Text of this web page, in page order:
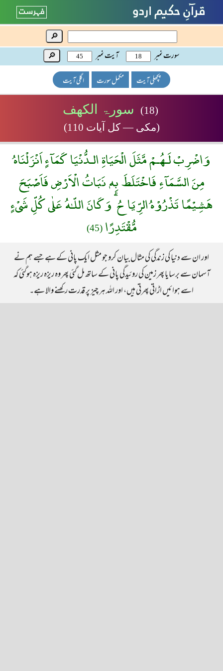
🔎
سورت نمبر آیت نمبر 🔎
پچھلی آیت مکمل سورت اگلی آیت
(18) سورۃ الکھف
(مکی — کل آیات 110)
وَاضْرِبْ لَـهُـمْ مَّثَلَ الْحَيَاةِ الـدُّنْيَا كَمَآءٍ اَنْزَلْنَاهُ
مِنَ السَّمَآءِ فَاخْتَلَطَ بِهٖ نَبَاتُ الْاَرْضِ فَاَصْبَحَ
هَشِيْمًا تَذْرُوْهُ الرِّيَاحُ ۗ وَكَانَ اللّـٰهُ عَلٰى كُلِّ شَىْءٍ
مُّقْتَدِرًا(45)
اور ان سے دنیا کی زندگی کی مثال بیان کرو جو مثل ایک پانی کے ہے جسے ہم نے
آسمان سے برسایا پھر زمین کی روئیدگی پانی کے ساتھ مل گئی پھر وہ ریزہ ریزہ ہوگئی کہ
اسے ہوائیں اڑاتی پھرتی ہیں، اور اللہ ہر چیز پر قدرت رکھنے والا ہے۔